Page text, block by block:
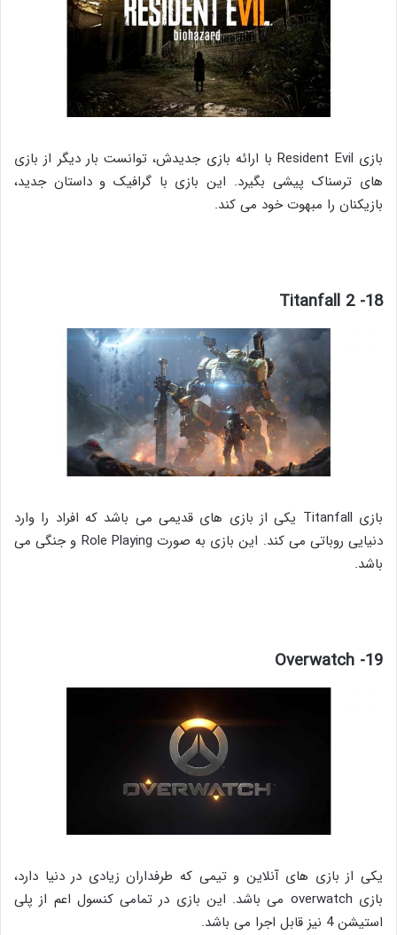
بازی Resident Evil با ارائه بازی جدیدش، توانست بار دیگر از بازی
های ترسناک پیشی بگیرد. این بازی با گرافیک و داستان جدید،
بازیکنان را مبهوت خود می کند.
18- Titanfall 2
بازی Titanfall یکی از بازی های قدیمی می باشد که افراد را وارد
دنیایی روباتی می کند. این بازی به صورت Role Playing و جنگی می
باشد.
19- Overwatch
یکی از بازی های آنلاین و تیمی که طرفداران زیادی در دنیا دارد،
بازی overwatch می باشد. این بازی در تمامی کنسول اعم از پلی
استیشن 4 نیز قابل اجرا می باشد.